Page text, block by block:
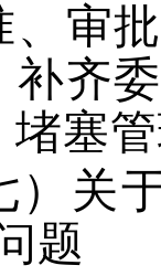
审批
补齐
堵塞
）关
题